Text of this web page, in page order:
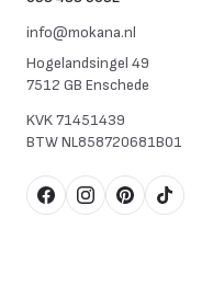
info@mokana.nl
Hogelandsingel 49
7512 GB Enschede
KVK71451439
BTWNL858720681B01
FacebookInstagram
Pinterest
TikTok